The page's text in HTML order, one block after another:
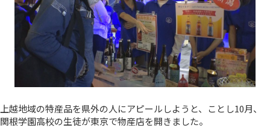
上越地域の特産品を県外の人にアピールしようと、ことし10月、
関根学園高校の生徒が東京で物産店を開きました。